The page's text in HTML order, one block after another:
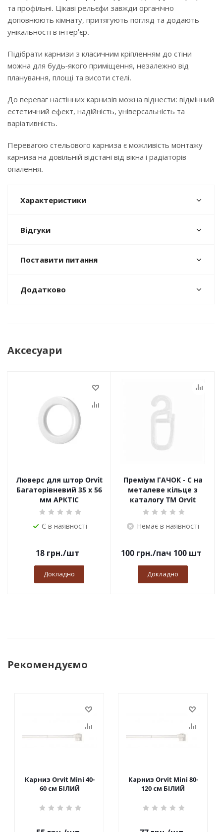
та профільні. Цікаві рельєфи завжди органічно
доповнюють кімнату, притягують погляд та додають
унікальності в інтер'єр.
Підібрати карнизи з класичним кріпленням до стіни
можна для будь-якого приміщення, незалежно від
планування, площі та висоти стелі.
До переваг настінних карнизів можна віднести: відмінний
естетичний ефект, надійність, універсальність та
варіативність.
Перевагою стельового карниза є можливість монтажу
карниза на довільній відстані від вікна і радіаторів
опалення.
Характеристики
Відгуки
Поставити питання
Додатково
Аксесуари
Люверс для штор Orvit
Багаторівневий 35 х 56
мм АРКТІС
Є в наявності
18 грн./шт
Докладно
Преміум ГАЧОК - С на
металеве кільце з
каталогу TM Orvit
Немає в наявності
100грн./пач 100 шт
Докладно
Рекомендуємо
Карниз Orvit Mini 40-
60 см БІЛИЙ
Карниз Orvit Mini 80-
120 см БІЛИЙ